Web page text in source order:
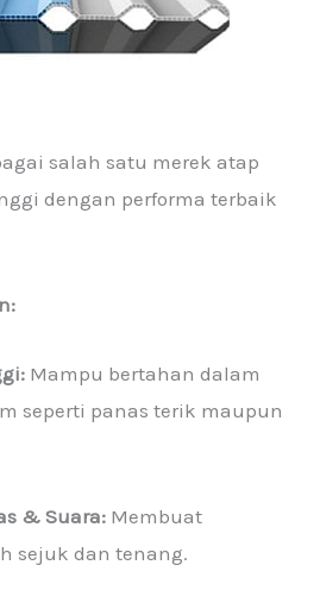
salah satu merek atap
dengan performa terbaik
Mampu bertahan dalam
seperti panas terik maupun
& Suara: Membuat
sejuk dan tenang.